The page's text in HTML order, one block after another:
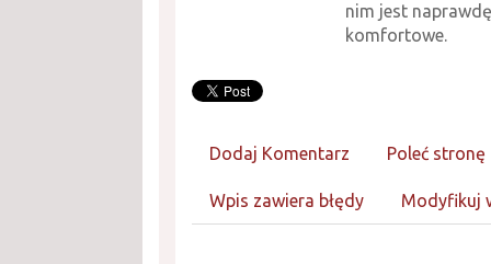
nim jest naprawdę
komfortowe.
Dodaj Komentarz Poleć stronę
Wpis zawiera błędy Modyfikuj